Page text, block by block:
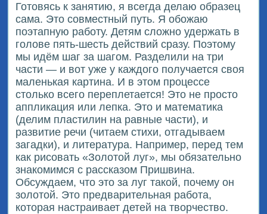
Готовясь к занятию, я всегда делаю образец
сама. Это совместный путь. Я обожаю
поэтапную работу. Детям сложно удержать в
голове пять-шесть действий сразу. Поэтому
мы идём шаг за шагом. Разделили на три
части — и вот уже у каждого получается своя
маленькая картина. И в этом процессе
столько всего переплетается! Это не просто
аппликация или лепка. Это и математика
(делим пластилин на равные части), и
развитие речи (читаем стихи, отгадываем
загадки), и литература. Например, перед тем
как рисовать «Золотой луг», мы обязательно
знакомимся с рассказом Пришвина.
Обсуждаем, что это за луг такой, почему он
золотой. Это предварительная работа,
которая настраивает детей на творчество.